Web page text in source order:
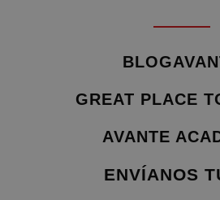
GREAT PLACE
AVANTE
ENVÍANOS